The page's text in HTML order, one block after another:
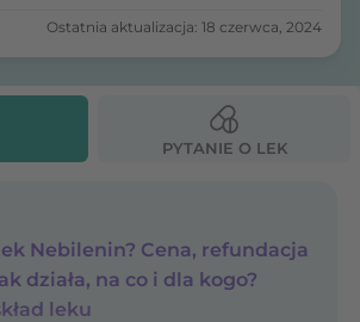
Ostatnia aktualizacja: 18 czerwca, 2024
PYTANIE O LEK
Nebilenin? Cena, refundacja
działa, na co i dla kogo?
leku